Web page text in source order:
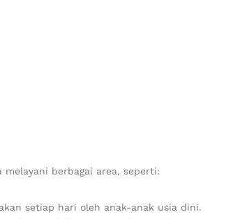
berbagai area, seperti:
setiap hari oleh anak-anak usia dini.